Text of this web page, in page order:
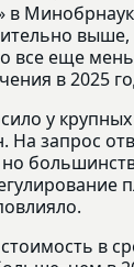
в
выше,
все еще
в 2025
у
На запрос
стоимость в